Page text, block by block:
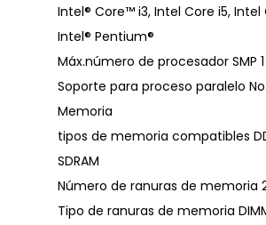
Intel® Core™ i3, Intel Core i5, Intel
Intel® Pentium®
Máx.número de procesador SMP 1
Soporte para proceso paralelo No
Memoria
tipos de memoria compatibles
SDRAM
Número de ranuras de memoria
Tipo de ranuras de memoria